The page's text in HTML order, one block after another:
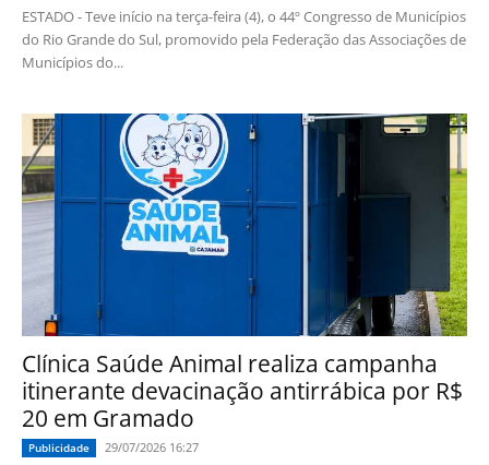
ESTADO - Teve início na terça-feira (4), o 44º Congresso de Municípios
do Rio Grande do Sul, promovido pela Federação das Associações de
Municípios do...
Clínica Saúde Animal realiza campanha
itinerante devacinação antirrábica por R$
20 em Gramado
Publicidade 29/07/2026 16:27